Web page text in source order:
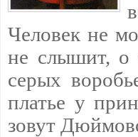
Человек не
не слышит, о
серых
платье у
зовут